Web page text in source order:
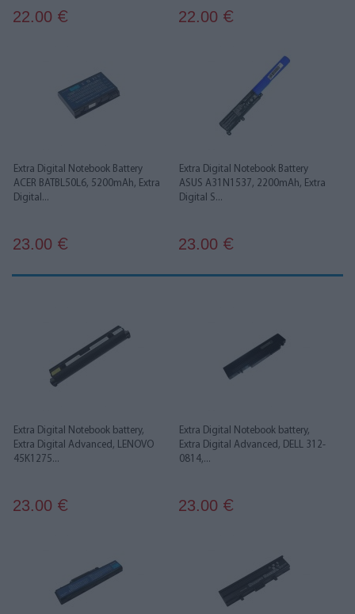
22.00 € 22.00 €
Extra Digital Notebook Battery
ACER BATBL50L6, 5200mAh, Extra
Digital...
23.00 €
Extra Digital Notebook Battery
ASUS A31N1537, 2200mAh, Extra
Digital S...
23.00 €
Extra Digital Notebook battery,
Extra Digital Advanced, LENOVO
45K1275...
23.00 €
Extra Digital Notebook battery,
Extra Digital Advanced, DELL 312-
0814,...
23.00 €